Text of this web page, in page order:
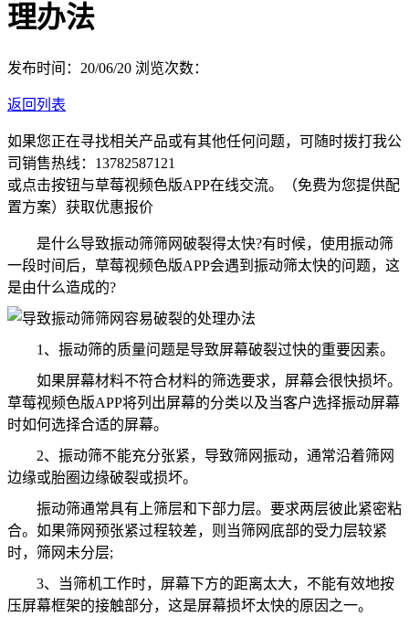
理办法
发布时间：20/06/20 浏览次数：
返回列表
如果您正在寻找相关产品或有其他任何问题，可随时拨打我公
司销售热线： 13782587121
或点击按钮与草莓视频色版APP在线交流。（免费为您提供配
置方案） 获取优惠报价
是什么导致振动筛筛网破裂得太快?有时候，使用振动筛
一段时间后，草莓视频色版APP会遇到振动筛太快的问题，这
是由什么造成的?
1、振动筛的质量问题是导致屏幕破裂过快的重要因素。
如果屏幕材料不符合材料的筛选要求，屏幕会很快损坏。
草莓视频色版APP将列出屏幕的分类以及当客户选择振动屏幕
时如何选择合适的屏幕。
2、振动筛不能充分张紧，导致筛网振动，通常沿着筛网
边缘或胎圈边缘破裂或损坏。
振动筛通常具有上筛层和下部力层。要求两层彼此紧密粘
合。如果筛网预张紧过程较差，则当筛网底部的受力层较紧
时，筛网未分层;
3、当筛机工作时，屏幕下方的距离太大，不能有效地按
压屏幕框架的接触部分，这是屏幕损坏太快的原因之一。